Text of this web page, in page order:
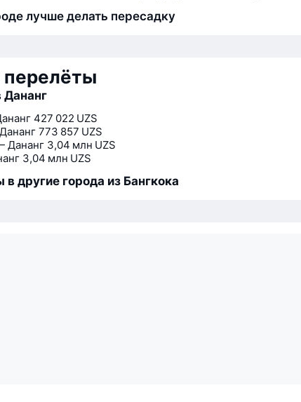
лучше делать пересадку
перелёты
Дананг
427 022 UZS
773 857 UZS
Дананг 3,04 млн UZS
3,04 млн UZS
другие города из Бангкока